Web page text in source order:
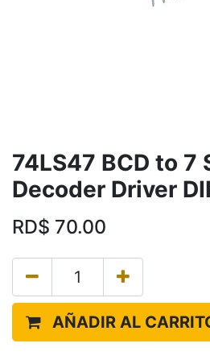
74LS47 BCD to 7
Decoder Driver
RD$ 70.00
AÑADIR AL